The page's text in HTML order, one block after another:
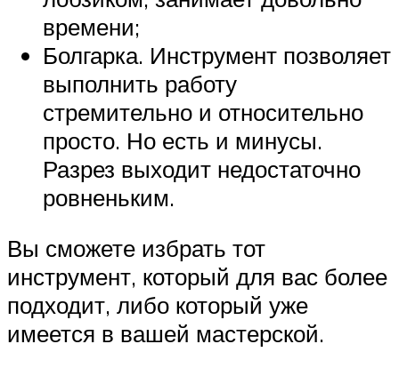
времени;
Болгарка. Инструмент позволяет
выполнить работу
стремительно и относительно
просто. Но есть и минусы.
Разрез выходит недостаточно
ровненьким.
Вы сможете избрать тот
инструмент, который для вас более
подходит, либо который уже
имеется в вашей мастерской.